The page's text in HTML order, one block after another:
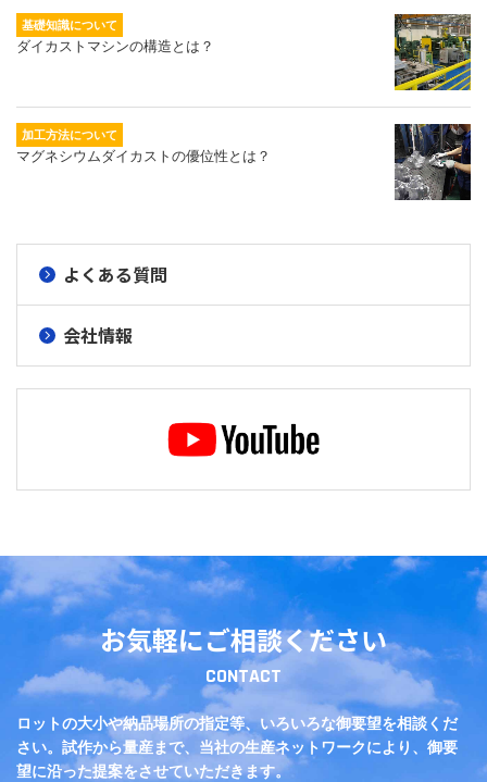
基礎知識について
ダイカストマシンの構造とは？
加工方法について
マグネシウムダイカストの優位性とは？
よくある質問
会社情報
お気軽にご相談ください
CONTACT
ロットの大小や納品場所の指定等、いろいろな御要望を相談くだ
さい。 試作から量産まで、当社の生産ネットワークにより、御要
望に沿った提案をさせていただきます。